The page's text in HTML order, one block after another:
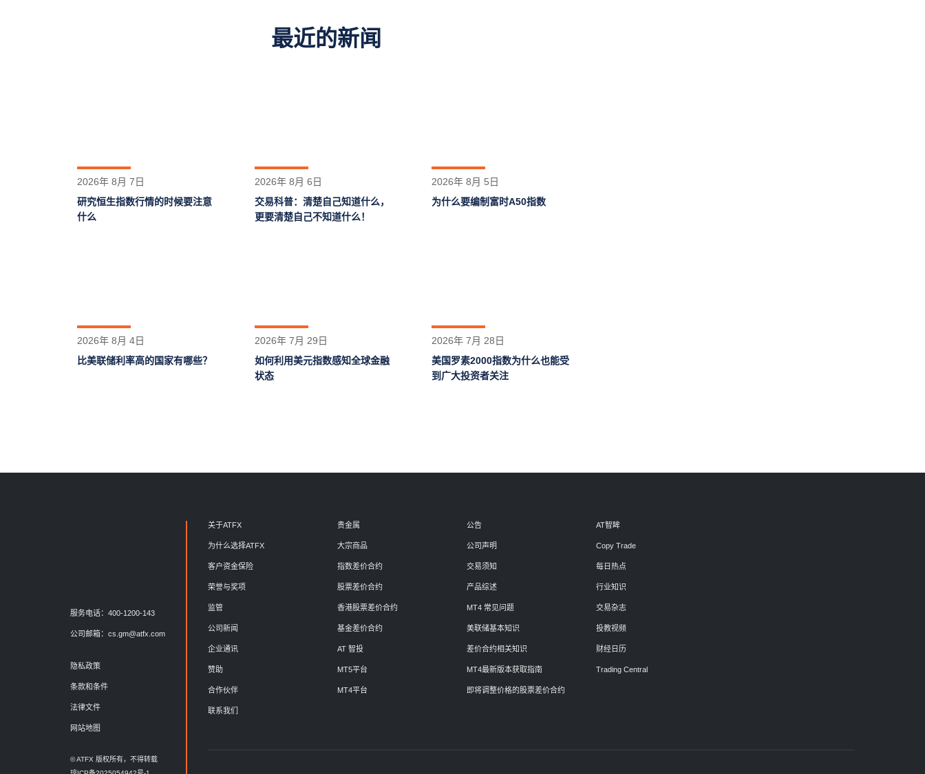
最近的新闻
2026年 8月 7日
研究恒生指数行情的时候要注意
什么
2026年 8月 6日
交易科普：清楚自己知道什么，
更要清楚自己不知道什么！
2026年 8月 5日
为什么要编制富时A50指数
2026年 8月 4日
比美联储利率高的国家有哪些？
2026年 7月 29日
如何利用美元指数感知全球金融
状态
2026年 7月 28日
美国罗素2000指数为什么也能受
到广大投资者关注
服务电话：400-1200-143
公司邮箱： cs.gm@atfx.com
隐私政策
条款和条件
法律文件
网站地图
© ATFX 版权所有，不得转载
关于ATFX
为什么选择ATFX
客户资金保险
荣誉与奖项
监管
公司新闻
企业通讯
赞助
合作伙伴
联系我们
贵金属
大宗商品
指数差价合约
股票差价合约
香港股票差价合约
基金差价合约
AT 智投
MT5平台
MT4平台
公告
公司声明
交易须知
产品综述
MT4 常见问题
美联储基本知识
差价合约相关知识
MT4最新版本获取指南
即将调整价格的股票差价合约
AT智眸
Copy Trade
每日热点
行业知识
交易杂志
投教视频
财经日历
Trading Central